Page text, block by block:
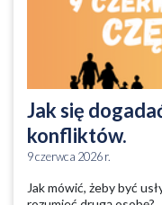
Jak się
konfliktów.
9 czerwca 2026 r.
Jak mówić, żeby być